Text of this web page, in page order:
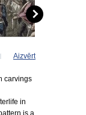
Aizvērt
carvings
in
is a